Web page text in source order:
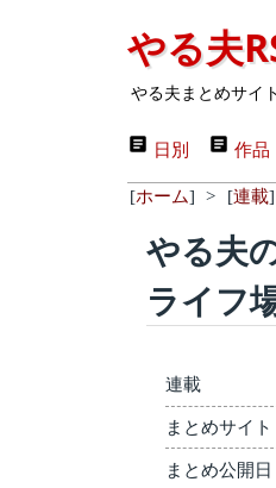
やる夫
やる夫まとめサイ
日別 作品
[ホーム] > [連載]
やる夫
ライフ
連載
まとめサイト
まとめ公開日